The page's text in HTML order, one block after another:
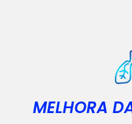
MELHORA